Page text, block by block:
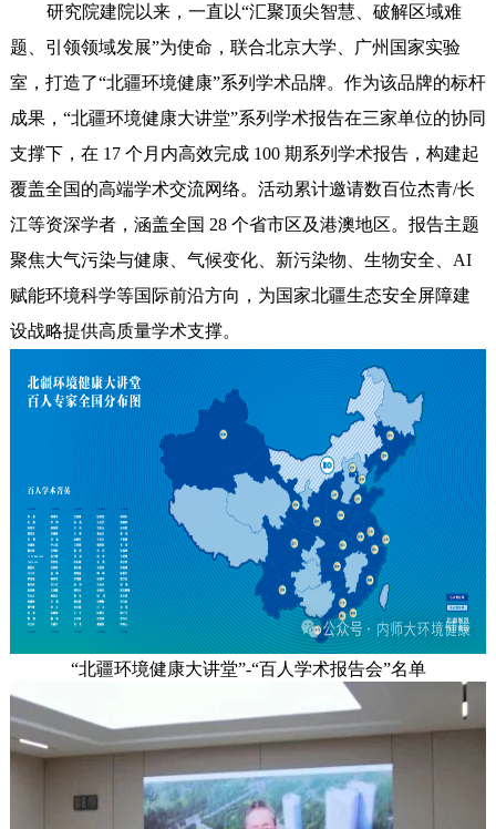
研究院建院以来，一直以“汇聚顶尖智慧、破解区域难
题、引领领域发展”为使命，联合北京大学、广州国家实验
室，打造了“北疆环境健康”系列学术品牌。作为该品牌的标杆
成果， “北疆环境健康大讲堂”系列学术报告在三家单位的协同
支撑下，在 17 个月内高效完成 100 期系列学术报告，构建起
覆盖全国的高端学术交流网络。活动累计邀请数百位杰青/长
江等资深学者，涵盖全国 28 个省市区及港澳地区。报告主题
聚焦大气污染与健康、气候变化、新污染物、生物安全、AI
赋能环境科学等国际前沿方向，为国家北疆生态安全屏障建
设战略提供高质量学术支撑。
“北疆环境健康大讲堂”-“百人学术报告会”名单